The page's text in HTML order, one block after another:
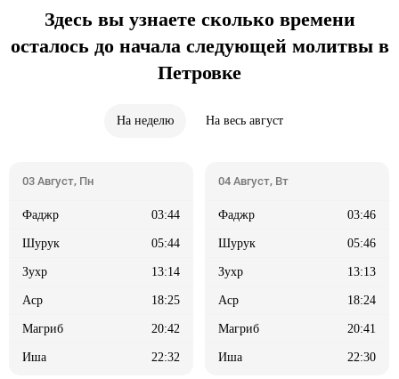
Здесь вы узнаете сколько времени
осталось до начала следующей молитвы в
Петровке
На неделю На весь август
03:44
05:44
13:14
18:25
20:42
22:32
03:46
05:46
13:13
18:24
20:41
22:30